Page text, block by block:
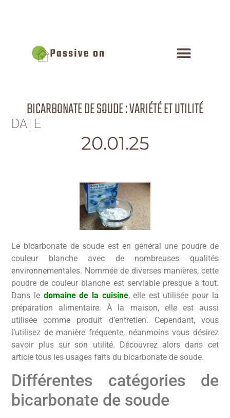
BICARBONATE DE SOUDE : VARIÉTÉ ET UTILITÉ
DATE
20.01.25
Le bicarbonate de soude est en général une poudre de
couleur blanche avec de nombreuses qualités
environnementales. Nommée de diverses manières, cette
poudre de couleur blanche est serviable presque à tout.
Dans le domaine de la cuisine, elle est utilisée pour la
préparation alimentaire. À la maison, elle est aussi
utilisée comme produit d’entretien. Cependant, vous
l’utilisez de manière fréquente, néanmoins vous désirez
savoir plus sur son utilité. Découvrez alors dans cet
article tous les usages faits du bicarbonate de soude.
Différentes catégories de
bicarbonate de soude